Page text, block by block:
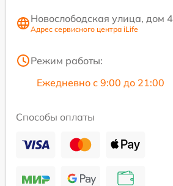
Новослободская улица, дом 4
Адрес сервисного центра iLife
Режим работы:
Ежедневно с 9:00 до 21:00
Способы оплаты